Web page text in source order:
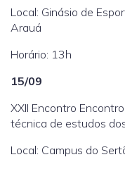
Local: Ginásio de
Arauá
Horário: 13h
15/09
XXII Encontro
técnica de estudos
Local: Campus do